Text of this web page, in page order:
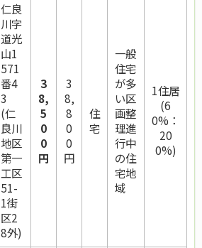
仁良
川字
道光
山1
571
番4
3
(仁
良川
地区
第一
工区
51-
1街
区2
8外)
3
8,
5
0
0
円
3
8,
8
0
0
円
住
宅
一般
住宅
が多
い区
画整
理進
行中
の住
宅地
域
1住居
(6
0%：
20
0%)